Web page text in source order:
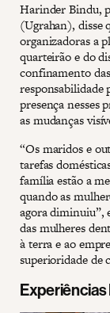
Harinder Bindu,
(Ugrahan), disse
organizadoras a
quarteirão e do
confinamento
responsabilidade
presença nesses
as mudanças
“Os maridos e
tarefas
família estão a
quando as
agora diminuiu”,
das mulheres
à terra e ao
superioridade de